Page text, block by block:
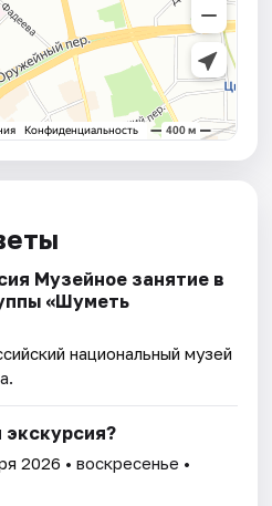
Музейное занятие в
«Шуметь
национальный музей
экскурсия?
2026 • воскресенье •